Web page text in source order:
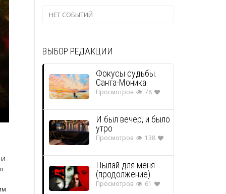
НЕТ СОБЫТИЙ
ВЫБОР РЕДАКЦИИ
Фокусы судьбы.
Санта-Моника
Просмотров: 78
И был вечер, и было
утро
Просмотров: 138
Пылай для меня
(продолжение)
Просмотров: 61